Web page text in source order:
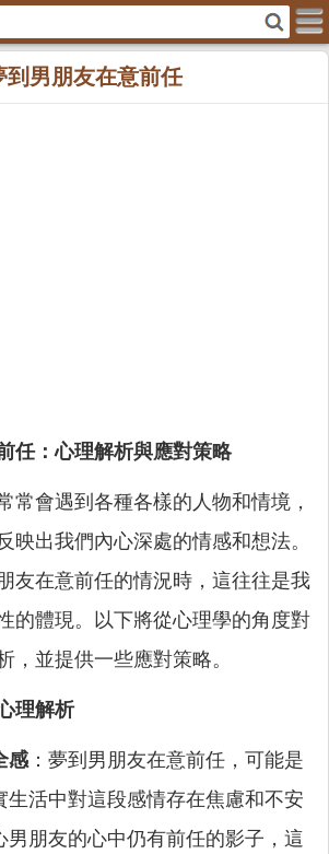
到男朋友在意前任
任：心理解析與應對策略
常會遇到各種各樣的人物和情境，
映出我們內心深處的情感和想法。
友在意前任的情況時，這往往是我
的體現。以下將從心理學的角度對
，並提供一些應對策略。
理解析
感：夢到男朋友在意前任，可能是
生活中對這段感情存在焦慮和不安
男朋友的心中仍有前任的影子，這